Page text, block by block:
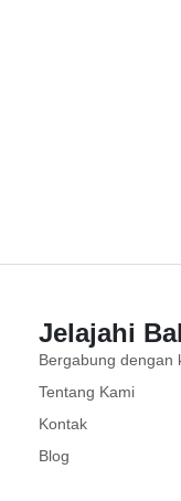
Jelajahi
Bergabung dengan
Tentang Kami
Kontak
Blog